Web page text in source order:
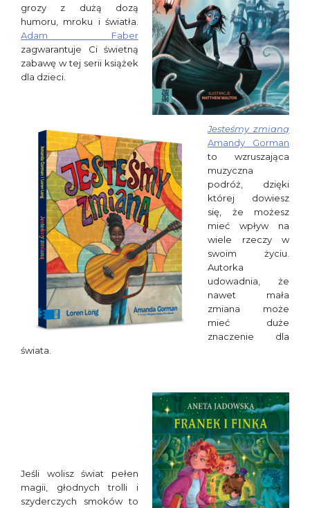
grozy z dużą dozą
humoru, mroku i światła.
Adam Faber
zagwarantuje Ci świetną
zabawę w tej serii książek
dla dzieci.
Jesteśmy zmianą
Amandy Gorman
to wzruszająca
muzyczna
podróż, dzięki
której dowiesz
się, że możesz
mieć wpływ na
wiele rzeczy w
swoim życiu.
Autorka
udowadnia, że
nawet mała
zmiana może
mieć duże
znaczenie dla
świata.
Jeśli wolisz świat pełen
magii, głodnych trolli i
szyderczych smoków to